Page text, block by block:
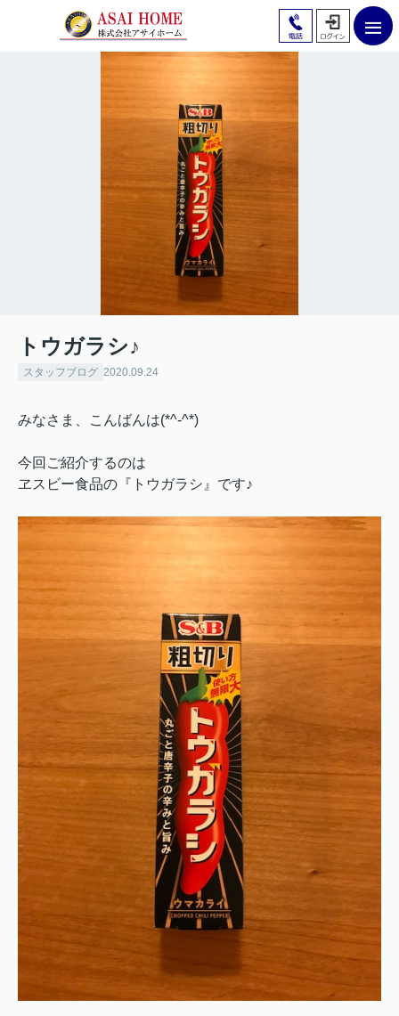
トウガラシ♪
スタッフブログ 2020.09.24
みなさま、こんばんは(*^-^*)
今回ご紹介するのは
ヱスビー食品の『トウガラシ』です♪